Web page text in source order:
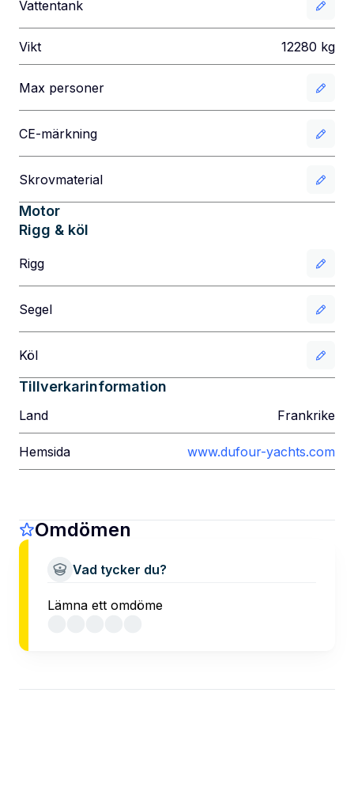
Vattentank
Vikt 12280 kg
Max personer
CE-märkning
Skrovmaterial
Motor
Rigg & köl
Rigg
Segel
Köl
Tillverkarinformation
Land Frankrike
Hemsida www.dufour-yachts.com
Omdömen
Vad tycker du?
Lämna ett omdöme